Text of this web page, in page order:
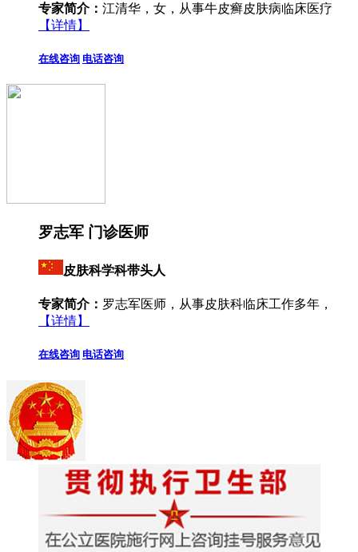
专家简介： 江清华，女，从事牛皮癣皮肤病临床医疗
【详情】
在线咨询 电话咨询
罗志军 门诊医师
皮肤科学科带头人
专家简介： 罗志军医师，从事皮肤科临床工作多年，
【详情】
在线咨询 电话咨询